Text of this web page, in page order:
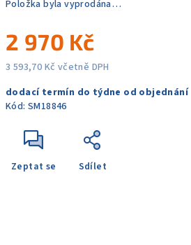
Položka byla vyprodána…
2 970 Kč
3 593,70 Kč včetně DPH
cena:
dodací termín do týdne od objednání
Kód: SM18846
Zeptat se Sdílet